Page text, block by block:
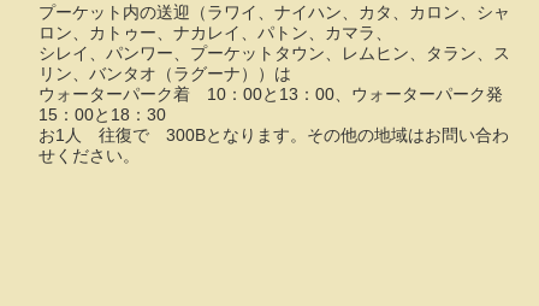
プーケット内の送迎（ラワイ、ナイハン、カタ、カロン、シャ
ロン、カトゥー、ナカレイ、パトン、カマラ、
シレイ、パンワー、プーケットタウン、レムヒン、タラン、ス
リン、バンタオ（ラグーナ））は
ウォーターパーク着 10：00と13：00、ウォーターパーク発
15：00と18：30
お1人 往復で 300Bとなります。その他の地域はお問い合わ
せください。